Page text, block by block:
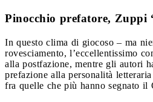
Pinocchio prefatore, Zuppi
In questo clima di giocoso – ma
rovesciamento, l’eccellentissimo
alla postfazione, mentre gli autori
prefazione alla personalità
fra quelle che più hanno segnato il